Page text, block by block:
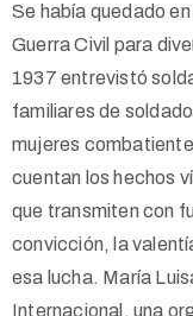
Se había quedado
Guerra Civil para
1937 entrevistó
familiares de
mujeres
cuentan los hechos
que transmiten con
convicción, la
esa lucha. María
Internacional, una